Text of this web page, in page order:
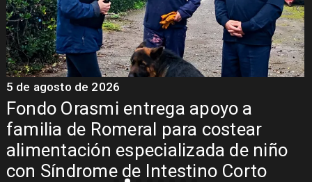
Fondo Orasmi entrega apoyo a
familia de Romeral para costear
alimentación especializada de niño
con Síndrome de Intestino Corto
5 de agosto de 2026